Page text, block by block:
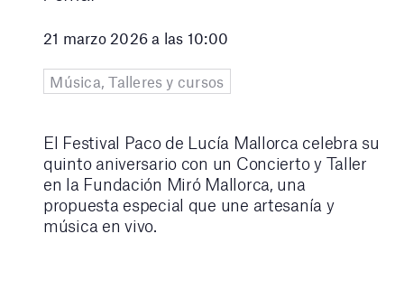
21 marzo 2026 a las 10:00
Música, Talleres y cursos
El Festival Paco de Lucía Mallorca celebra su
quinto aniversario con un Concierto y Taller
en la Fundación Miró Mallorca, una
propuesta especial que une artesanía y
música en vivo.